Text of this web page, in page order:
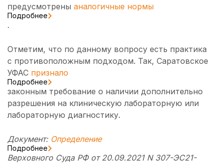
предусмотрены аналогичные нормы
Подробнее
.
Отметим, что по данному вопросу есть практика
с противоположным подходом. Так, Саратовское
УФАС признало
Подробнее
законным требование о наличии дополнительно
разрешения на клиническую лабораторную или
лабораторную диагностику.
Документ: Определение
Подробнее
Верховного Суда РФ от 20.09.2021 N 307-ЭС21-